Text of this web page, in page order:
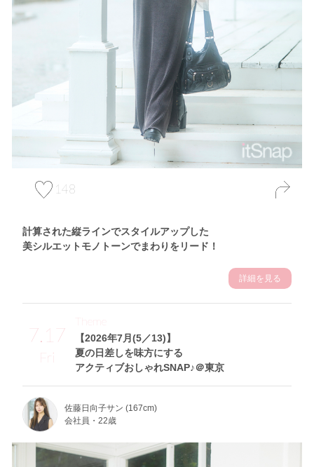
148
計算された縦ラインでスタイルアップした
美シルエットモノトーンでまわりをリード！
詳細を見る
7.17
Fri
【2026年7月(5／13)】
夏の日差しを味方にする
アクティブおしゃれSNAP♪＠東京
Theme
佐藤日向子サン (167cm)
会社員・22歳